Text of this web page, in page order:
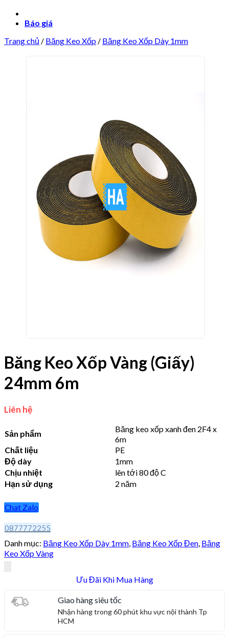
Báo giá
Trang chủ / Băng Keo Xốp / Băng Keo Xốp Dày 1mm
Băng Keo Xốp Vàng (Giấy)
24mm 6m
Liên hệ
Sản phẩm
Băng keo xốp xanh đen 2F4 x
6m
Chất liệu
PE
Độ dày
1mm
Chịu nhiệt
lên tới 80 độ C
Hạn sử dụng
2 năm
Chat Zalo
0877772255
Danh mục: Băng Keo Xốp Dày 1mm, Băng Keo Xốp Đen, Băng
Keo Xốp Vàng
Ưu Đãi Khi Mua Hàng
Giao hàng siêu tốc
Nhận hàng trong 60 phút khu vực nội thành Tp
HCM